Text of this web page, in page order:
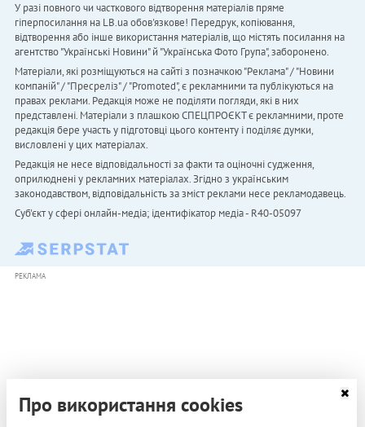
У разі повного чи часткового відтворення матеріалів пряме
гіперпосилання на LB.ua обов'язкове! Передрук, копіювання,
відтворення або інше використання матеріалів, що містять посилання на
агентство "Українськi Новини" й "Українська Фото Група", заборонено.
Матеріали, які розміщуються на сайті з позначкою "Реклама" / "Новини
компаній" / "Пресреліз" / "Promoted", є рекламними та публікуються на
правах реклами. Редакція може не поділяти погляди, які в них
представлені. Матеріали з плашкою СПЕЦПРОЄКТ є рекламними, проте
редакція бере участь у підготовці цього контенту і поділяє думки,
висловлені у цих матеріалах.
Редакція не несе відповідальності за факти та оціночні судження,
оприлюднені у рекламних матеріалах. Згідно з українським
законодавством, відповідальність за зміст реклами несе рекламодавець.
Cуб'єкт у сфері онлайн-медіа; ідентифікатор медіа - R40-05097
РЕКЛАМА
Про використання cookies